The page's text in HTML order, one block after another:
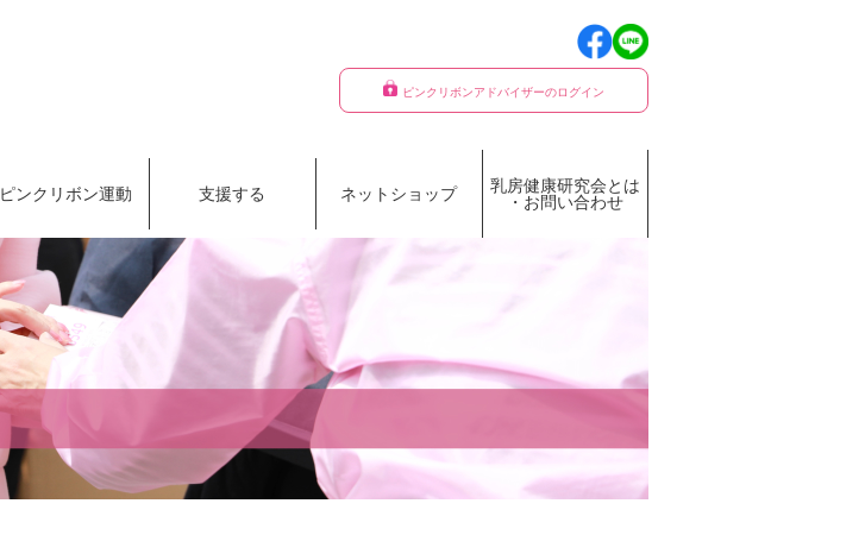
ピンクリボンアドバイザーのログイン
ピンクリボン運動 支援する ネットショップ
乳房健康研究会とは
・お問い合わせ